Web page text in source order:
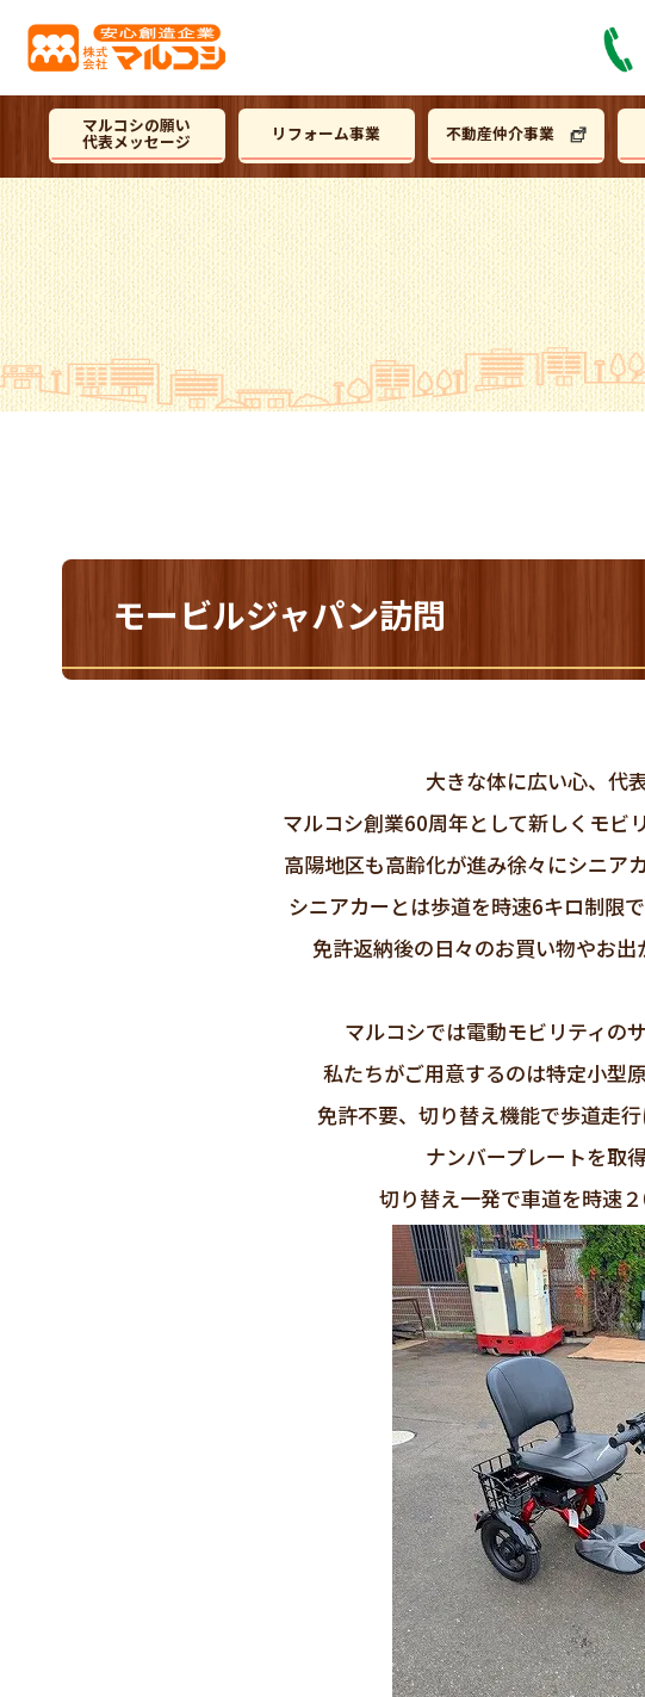
マルコシの願い
代表メッセージ リフォーム事業 不動産仲介事業
モービルジャパン訪問
大きな体に広い心、代
マルコシ創業60周年として新しくモビ
高陽地区も高齢化が進み徐々にシニア
シニアカーとは歩道を時速6キロ制限
免許返納後の日々のお買い物やお出
マルコシでは電動モビリティの
私たちがご用意するのは特定小型
免許不要、切り替え機能で歩道走
ナンバープレートを取
切り替え一発で車道を時速２